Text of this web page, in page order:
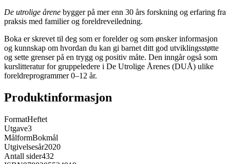
De utrolige årene bygger på mer enn 30 års forskning og erfaring fra
praksis med familier og foreldreveiledning.
Boka er skrevet til deg som er forelder og som ønsker informasjon
og kunnskap om hvordan du kan gi barnet ditt god utviklingsstøtte
og sette grenser på en trygg og positiv måte. Den inngår også som
kurslitteratur for gruppeledere i De Utrolige Årenes (DUÅ) ulike
foreldreprogrammer 0–12 år.
Produktinformasjon
FormatHeftet
Utgave3
MålformBokmål
Utgivelsesår2020
Antall sider432